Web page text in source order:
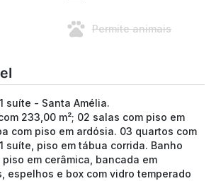
Permite animais
suíte - Santa Amélia.
233,00 m²; 02 salas com piso em
com piso em ardósia. 03 quartos com
suíte, piso em tábua corrida. Banho
em cerâmica, bancada em
espelhos e box com vidro temperado